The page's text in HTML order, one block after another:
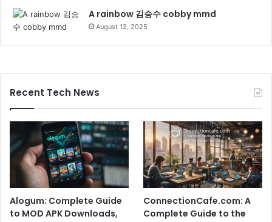
A rainbow 김승수 cobby mmd
August 12, 2025
Recent Tech News
Alogum: Complete Guide
to MOD APK Downloads,
ConnectionCafe.com: A
Complete Guide to the